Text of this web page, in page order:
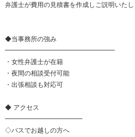
弁護士が費用の見積書を作成しご説明いたし
◆当事務所の強み
━━━━━━━━━━━━━━━━━
・女性弁護士が在籍
・夜間の相談受付可能
・出張相談も対応可
◆ アクセス
━━━━━━━━━━━━
◇バスでお越しの方へ